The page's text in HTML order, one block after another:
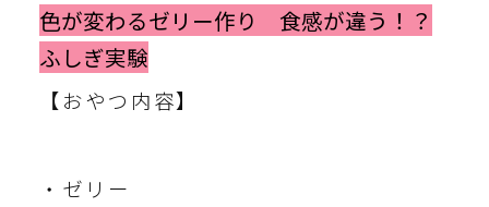
色が変わるゼリー作り 食感が違う！？
ふしぎ実験
【おやつ内容】
・ゼリー